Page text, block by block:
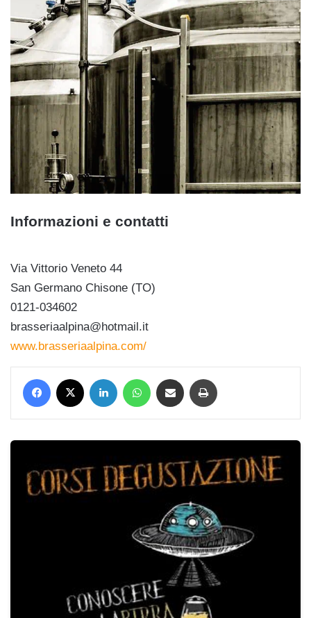
Informazioni e contatti
Via Vittorio Veneto 44
San Germano Chisone (TO)
0121-034602
brasseriaalpina@hotmail.it
www.brasseriaalpina.com/
Facebook LinkedIn WhatsApp Condividi via mail